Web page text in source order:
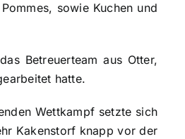
sowie Kuchen und
Betreuerteam aus Otter,
hatte.
Wettkampf setzte sich
Kakenstorf knapp vor der